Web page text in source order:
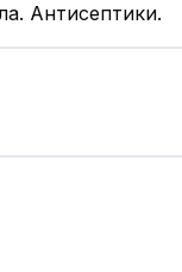
Антисептики.